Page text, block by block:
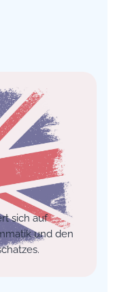
sich auf
und den